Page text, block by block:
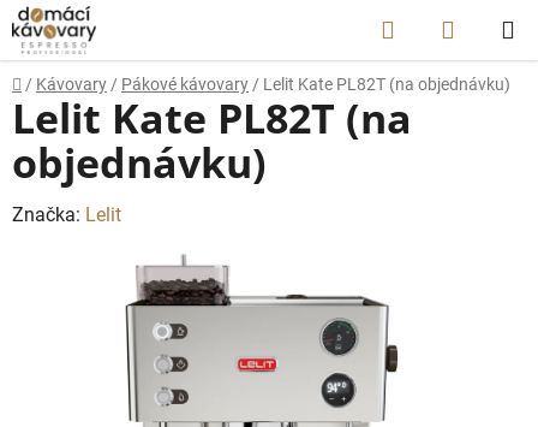
Přejít
na
obsah
Hledat
KOŠÍK
Domů
/ Kávovary / Pákové kávovary / Lelit Kate PL82T (na objednávku)
Lelit Kate PL82T (na
objednávku)
Značka: Lelit